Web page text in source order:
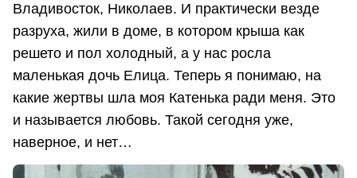
Владивосток, Николаев. И практически везде
разруха, жили в доме, в котором крыша как
решето и пол холодный, а у нас росла
маленькая дочь Елица. Теперь я понимаю, на
какие жертвы шла моя Катенька ради меня. Это
и называется любовь. Такой сегодня уже,
наверное, и нет…